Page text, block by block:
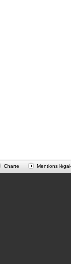
Charte Mentions